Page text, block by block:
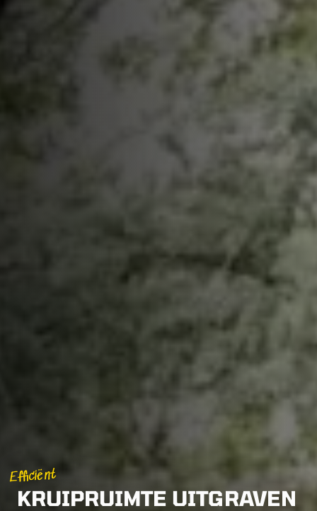
Efficiënt
KRUIPRUIMTE UITGRAVEN